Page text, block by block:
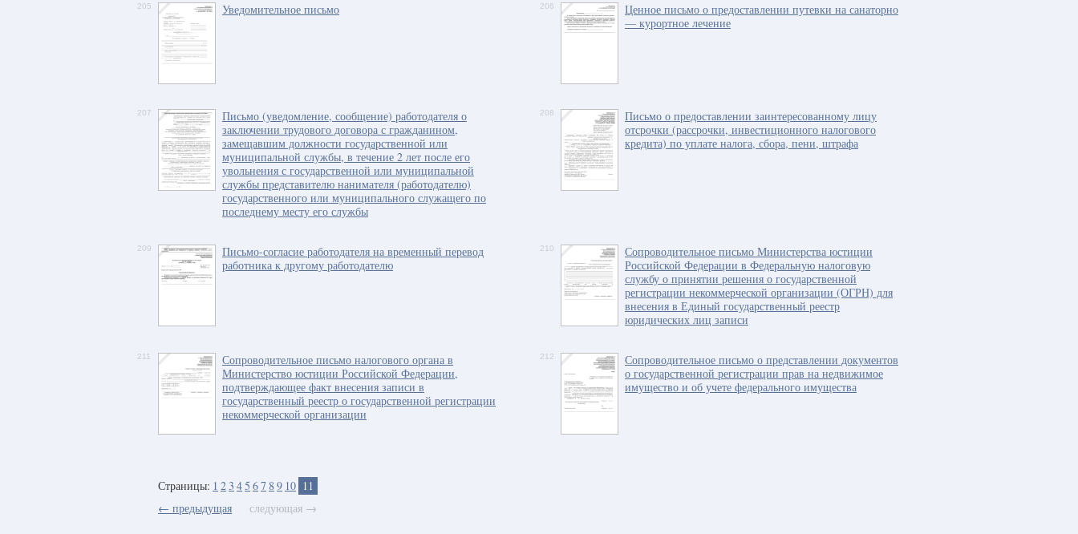
205 Уведомительное письмо 206
Ценное письмо о предоставлении путевки на санаторно
— курортное лечение
207
Письмо (уведомление, сообщение) работодателя о
заключении трудового договора с гражданином,
замещавшим должности государственной или
муниципальной службы, в течение 2 лет после его
увольнения с государственной или муниципальной
службы представителю нанимателя (работодателю)
государственного или муниципального служащего по
последнему месту его службы
208
Письмо о предоставлении заинтересованному лицу
отсрочки (рассрочки, инвестиционного налогового
кредита) по уплате налога, сбора, пени, штрафа
209
Письмо-согласие работодателя на временный перевод
работника к другому работодателю
210
Сопроводительное письмо Министерства юстиции
Российской Федерации в Федеральную налоговую
службу о принятии решения о государственной
регистрации некоммерческой организации (ОГРН) для
внесения в Единый государственный реестр
юридических лиц записи
211
Сопроводительное письмо налогового органа в
Министерство юстиции Российской Федерации,
подтверждающее факт внесения записи в
государственный реестр о государственной регистрации
некоммерческой организации
212
Сопроводительное письмо о представлении документов
о государственной регистрации прав на недвижимое
имущество и об учете федерального имущества
Страницы: 1 23 45 67 89 10 11
← предыдущая
следующая →